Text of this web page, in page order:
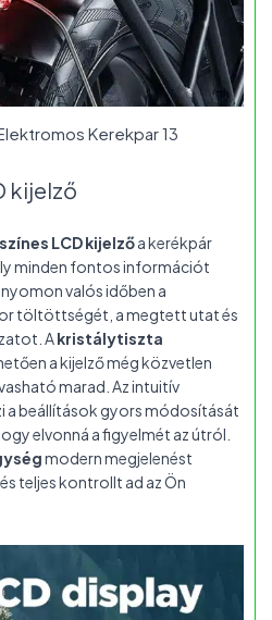
Kerekpar 13
kijelző
színes LCD kijelzőa kerékpár
minden fontos információt
valós időben a
töltöttségét, a megtett utat és
Akristálytiszta
a kijelző még közvetlen
marad. Az intuitív
a beállítások gyors módosítását
elvonná a figyelmét az útról.
modern megjelenést
teljes kontrollt ad az Ön